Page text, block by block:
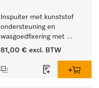
Inspuiter met kunststof
ondersteuning en
wasgoedfixering met
vergr., Ø 6, lengte
81,00 € excl. BTW